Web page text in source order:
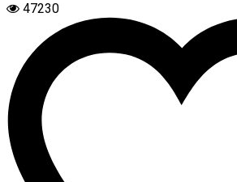
47230